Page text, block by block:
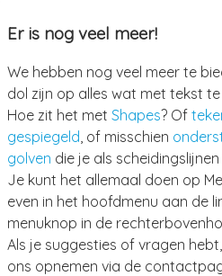
Er is nog veel meer!
We hebben nog veel meer te
dol zijn op alles wat met tekst
Hoe zit het met Shapes? Of
gespiegeld , of misschien
golven die je als
Je kunt het allemaal doen op
even in het hoofdmenu aan de
menuknop in de
Als je suggesties of vragen
ons opnemen via de